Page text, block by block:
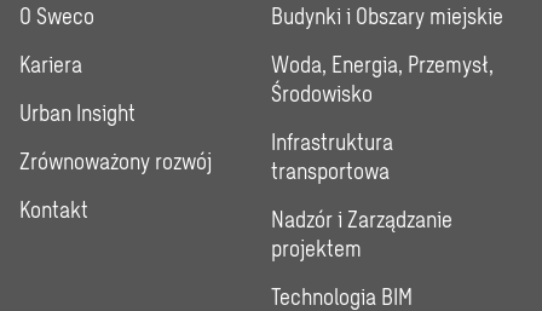
O Sweco
Kariera
Urban Insight
Zrównoważony rozwój
Kontakt
Budynki i Obszary miejskie
Woda, Energia, Przemysł,
Środowisko
Infrastruktura
transportowa
Nadzór i Zarządzanie
projektem
Technologia BIM